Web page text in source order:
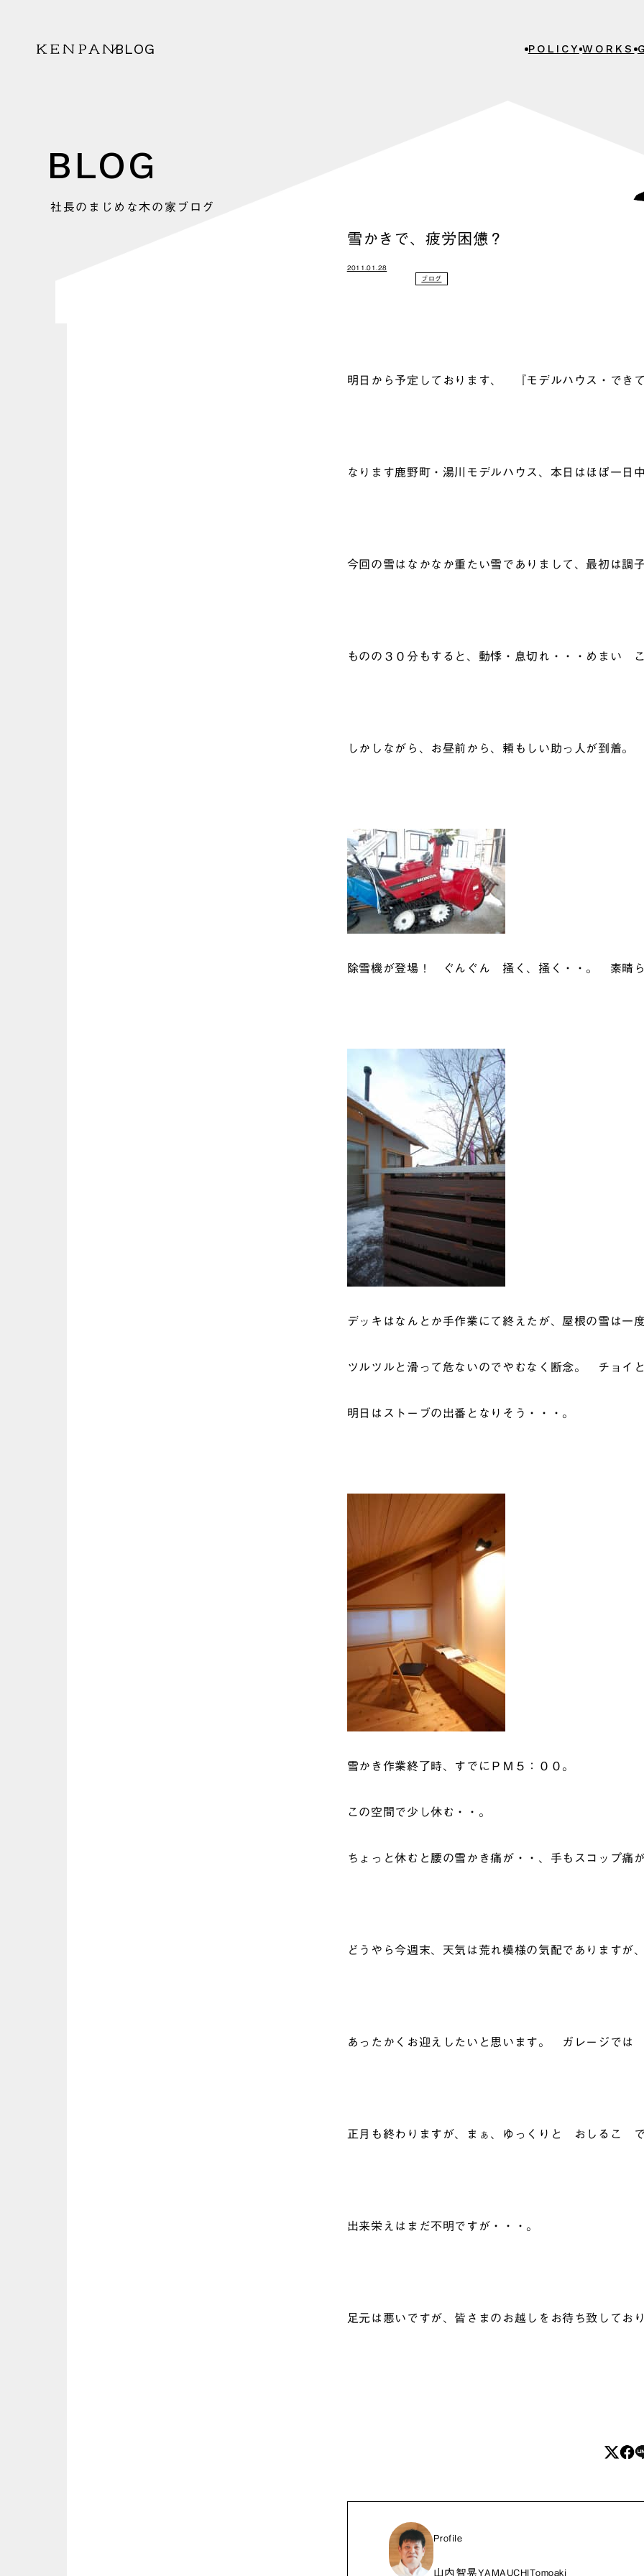
KENPAN BLOG POLICY WORKS
BLOG
社長のまじめな木の家ブログ
雪かきで、疲労困憊？
2011.01.28
ブログ
明日から予定しております、 『モデルハウス・でき
なります鹿野町・湯川モデルハウス、本日はほぼ一日
今回の雪はなかなか重たい雪でありまして、最初は調
ものの３０分もすると、動悸・息切れ・・・めまい
しかしながら、お昼前から、頼もしい助っ人が到着。
除雪機が登場！ ぐんぐん 掻く、掻く・・。 素晴ら
デッキはなんとか手作業にて終えたが、屋根の雪は一
ツルツルと滑って危ないのでやむなく断念。 チョイ
明日はストーブの出番となりそう・・・。
雪かき作業終了時、すでにＰＭ５：００。
この空間で少し休む・・。
ちょっと休むと腰の雪かき痛が・・、手もスコップ痛
どうやら今週末、天気は荒れ模様の気配でありますが
あったかくお迎えしたいと思います。 ガレージでは
正月も終わりますが、まぁ、ゆっくりと おしるこ で
出来栄えはまだ不明ですが・・・。
足元は悪いですが、皆さまのお越しをお待ち致してお
Profile
山内智晃YAMAUCHITomoaki